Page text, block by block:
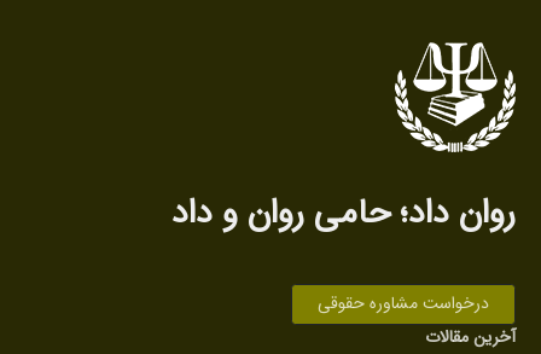
روان داد‌؛ حامی روان‌ و داد
درخواست مشاوره حقوقی
آخرین مقالات